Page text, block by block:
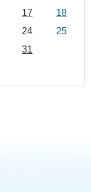
17
18
24
25
31